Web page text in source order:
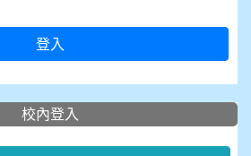
登入
校內登入